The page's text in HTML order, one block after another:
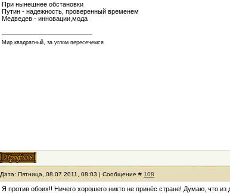
При нынешнее обстановки
Путин - надежность, проверенный временем
Медведев - инновации,мода
Мир квадратный, за углом пересечемся
Дата: Пятница, 08.07.2011, 08:03 | Сообщение # 108
Я против обоих!! Ничего хорошего никто не принёс стране! Думаю, что